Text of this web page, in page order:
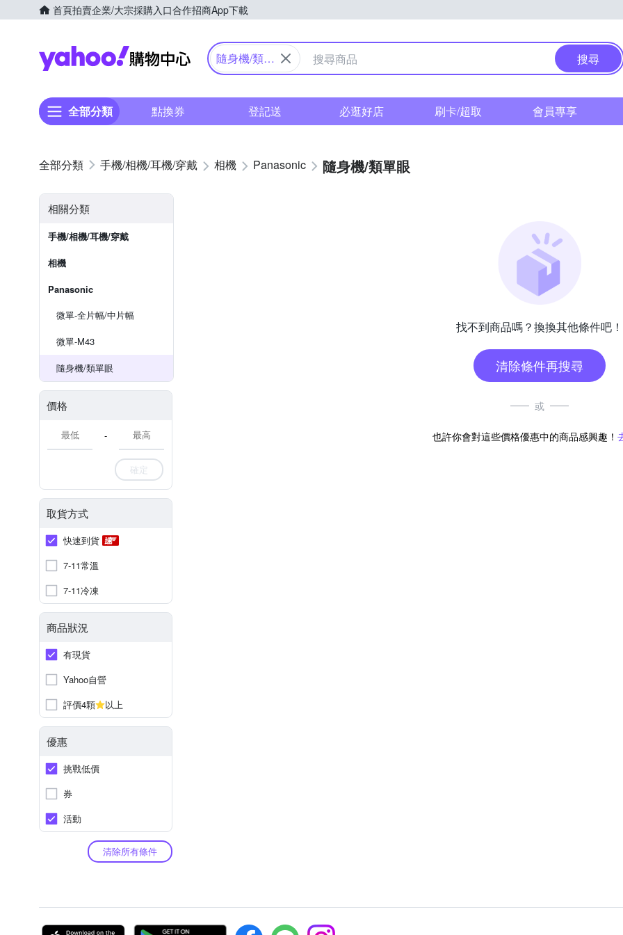
首頁拍賣企業/大宗採購入口合作招商App下載
Yahoo購物中心
隨身機/類單
搜尋
全部分類 點換券 登記送 必逛好店 刷卡/超取 會員專享
手機/相機/耳機/穿戴 相機 Panasonic 隨身機/類單眼
相關分類
手機/相機/耳機/穿戴
相機
Panasonic
微單-全片幅/中片幅
微單-M43
隨身機/類單眼
價格
-
確定
取貨方式
快速到貨
7-11常溫
7-11冷凍
商品狀況
有現貨
Yahoo自營
評價4顆
以上
優惠
挑戰低價
券
活動
清除所有條件
找不到商品嗎？換換其他條件吧！
清除條件再搜尋
或
也許你會對這些價格優惠中的商品感興趣！